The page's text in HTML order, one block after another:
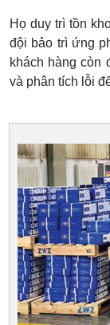
Họ duy trì tồn
đội bảo trì ứng
khách hàng còn
và phân tích lỗi